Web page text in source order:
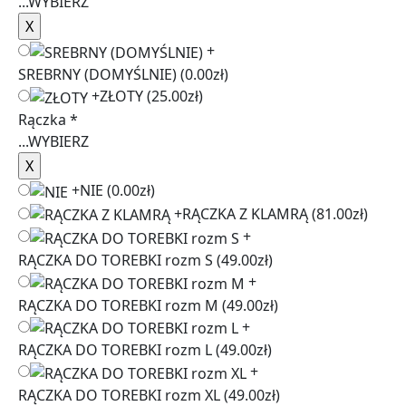
+
SREBRNY (DOMYŚLNIE)(0.00zł)
+ZŁOTY(25.00zł)
Rączka *
...WYBIERZ
+NIE (0.00zł)
+RĄCZKA Z KLAMRĄ(81.00zł)
+
RĄCZKA DO TOREBKI rozm S (49.00zł)
+
RĄCZKA DO TOREBKI rozm M (49.00zł)
+
RĄCZKA DO TOREBKI rozm L(49.00zł)
+
RĄCZKA DO TOREBKI rozm XL(49.00zł)